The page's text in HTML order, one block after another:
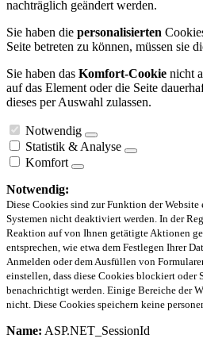
nachträglich geändert werden.
Sie haben die personalisierten
Seite betreten zu können, müssen sie
Sie haben das Komfort-Cookie nicht
auf das Element oder die Seite
dieses per Auswahl zulassen.
Notwendig
Statistik & Analyse
Komfort
Notwendig:
Diese Cookies sind zur Funktion der
Systemen nicht deaktiviert werden. In der
Reaktion auf von Ihnen getätigte Aktionen
entsprechen, wie etwa dem Festlegen Ihrer
Anmelden oder dem Ausfüllen von
einstellen, dass diese Cookies blockiert oder
benachrichtigt werden. Einige Bereiche der
nicht. Diese Cookies speichern keine
Name: ASP.NET_SessionId